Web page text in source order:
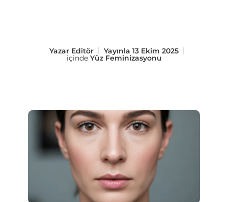
Yazar Editör Yayınla 13 Ekim 2025
içinde Yüz Feminizasyonu